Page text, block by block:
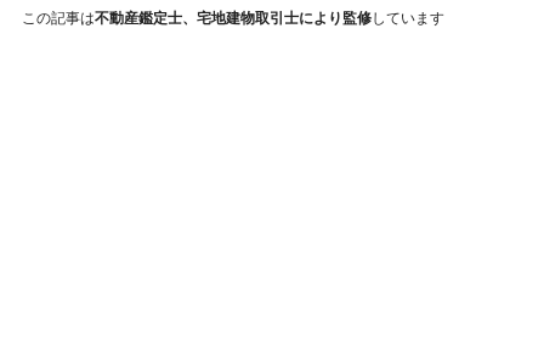
この記事は不動産鑑定士、宅地建物取引士により監修しています